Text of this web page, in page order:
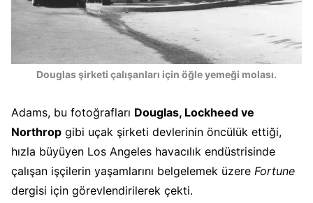
Douglas şirketi çalışanları için öğle yemeği molası.
Adams, bu fotoğrafları Douglas, Lockheed ve
Northrop gibi uçak şirketi devlerinin öncülük ettiği,
hızla büyüyen Los Angeles havacılık endüstrisinde
çalışan işçilerin yaşamlarını belgelemek üzere Fortune
dergisi için görevlendirilerek çekti.